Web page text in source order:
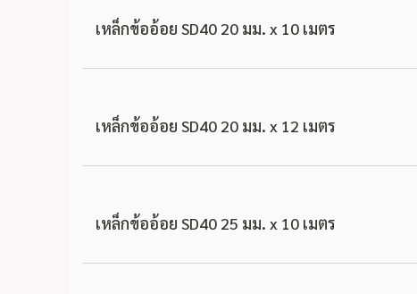
เหล็กข้ออ้อย SD40 20 มม. x 10 เมตร
เหล็กข้ออ้อย SD40 20 มม. x 12 เมตร
เหล็กข้ออ้อย SD40 25 มม. x 10 เมตร